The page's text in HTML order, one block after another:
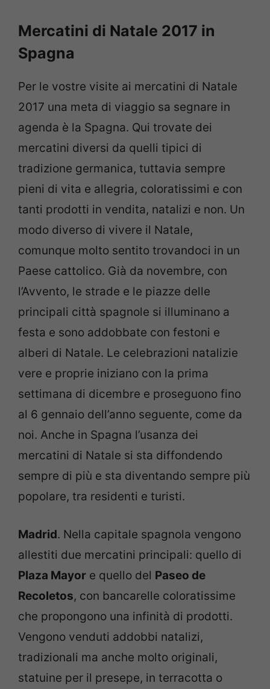
Mercatini di Natale 2017 in
Spagna
Per le vostre visite ai mercatini di Natale
2017 una meta di viaggio sa segnare in
agenda è la Spagna. Qui trovate dei
mercatini diversi da quelli tipici di
tradizione germanica, tuttavia sempre
pieni di vita e allegria, coloratissimi e con
tanti prodotti in vendita, natalizi e non. Un
modo diverso di vivere il Natale,
comunque molto sentito trovandoci in un
Paese cattolico. Già da novembre, con
l’Avvento, le strade e le piazze delle
principali città spagnole si illuminano a
festa e sono addobbate con festoni e
alberi di Natale. Le celebrazioni natalizie
vere e proprie iniziano con la prima
settimana di dicembre e proseguono fino
al 6 gennaio dell’anno seguente, come da
noi. Anche in Spagna l’usanza dei
mercatini di Natale si sta diffondendo
sempre di più e sta diventando sempre più
popolare, tra residenti e turisti.
Madrid. Nella capitale spagnola vengono
allestiti due mercatini principali: quello di
Plaza Mayor e quello del Paseo de
Recoletos, con bancarelle coloratissime
che propongono una infinità di prodotti.
Vengono venduti addobbi natalizi,
tradizionali ma anche molto originali,
statuine per il presepe, in terracotta o